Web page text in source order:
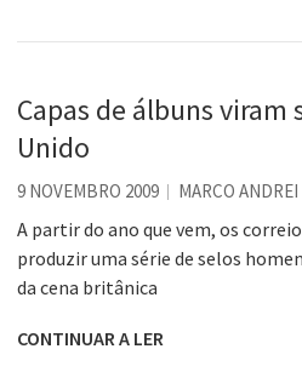
Capas de álbuns viram
Unido
9 NOVEMBRO 2009 MARCO
A partir do ano que vem, os
produzir uma série de selos
da cena britânica
CONTINUAR A LER